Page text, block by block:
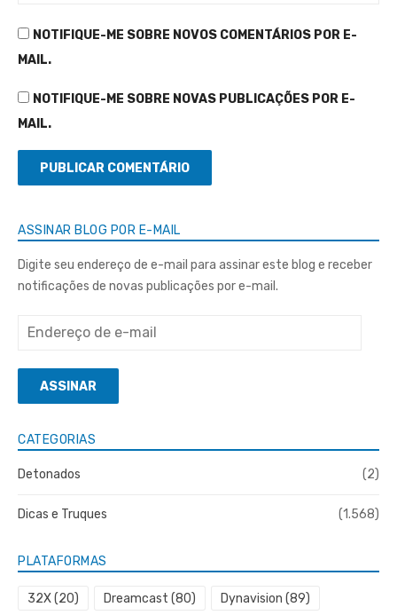
NOTIFIQUE-ME SOBRE NOVOS COMENTÁRIOS POR E-
MAIL.
NOTIFIQUE-ME SOBRE NOVAS PUBLICAÇÕES POR E-
MAIL.
ASSINAR BLOG POR E-MAIL
Digite seu endereço de e-mail para assinar este blog e receber
notificações de novas publicações por e-mail.
Endereço
e-
mailASSINAR
CATEGORIAS
Detonados (2)
Dicas e Truques (1.568)
PLATAFORMAS
32X(20) Dreamcast (80) Dynavision (89)